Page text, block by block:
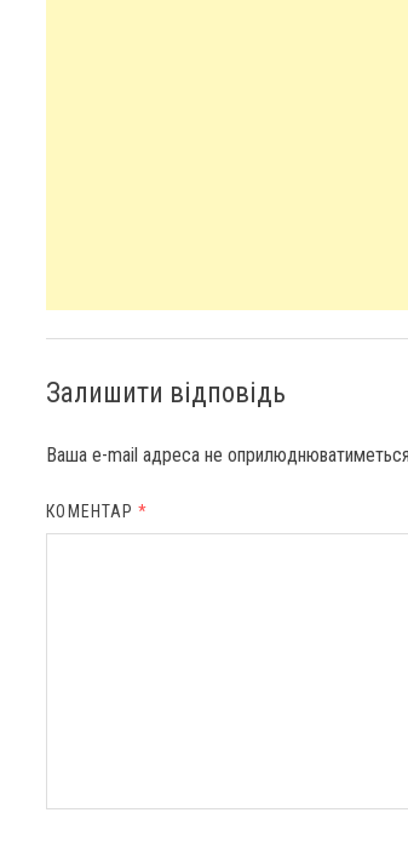
Залишити відповідь
Ваша e-mail адреса не
КОМЕНТАР*